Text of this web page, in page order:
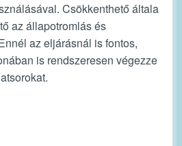
Csökkenthető általa
az állapotromlás és
az eljárásnál is fontos,
is rendszeresen végezze